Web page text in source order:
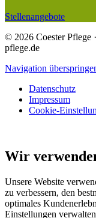
Stellenangebote
© 2026 Coester Pflege ·
pflege.de
Navigation
Datenschutz
Impressum
Cookie-
Wir
Unsere Website
zu verbessern, den
optimales
Einstellungen